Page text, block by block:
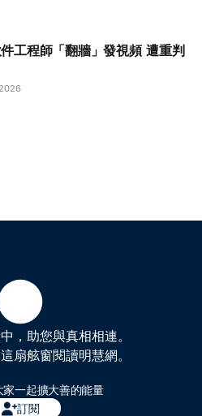
工程師「翻牆」發視頻 遭重判
，助您與真相相連。
扇舷窗閱讀明慧網。
家一起擴大善的能量
訂閱